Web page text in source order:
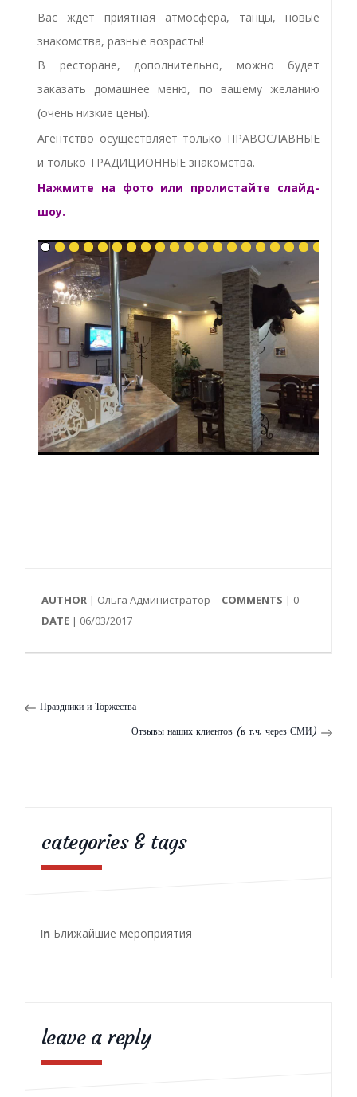
Вас ждет приятная атмосфера, танцы, новые
знакомства, разные возрасты!
В ресторане, дополнительно, можно будет
заказать домашнее меню, по вашему желанию
(очень низкие цены).
Агентство осуществляет только ПРАВОСЛАВНЫЕ
и только ТРАДИЦИОННЫЕ знакомства.
Нажмите на фото или пролистайте слайд-
шоу.
AUTHOR | Ольга Администратор COMMENTS | 0
DATE | 06/03/2017
Праздники и Торжества
Отзывы наших клиентов (в т.ч. через СМИ)
categories & tags
In Ближайшие мероприятия
leave a reply